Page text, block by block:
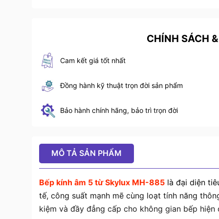
CHÍNH SÁCH
Cam kết giá tốt nhất
Đồng hành kỹ thuật trọn đời sản phẩm
Bảo hành chính hãng, bảo trì trọn đời
MÔ TẢ SẢN PHẨM
Bếp kính âm 5 từ Skylux MH-885là đại diện
tế, công suất mạnh mẽ cùng loạt tính năng
kiệm và đầy đẳng cấp cho không gian bếp hiện